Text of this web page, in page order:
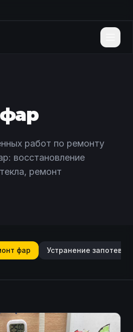
работ по ремонту
восстановление
ремонт
фар Устранение